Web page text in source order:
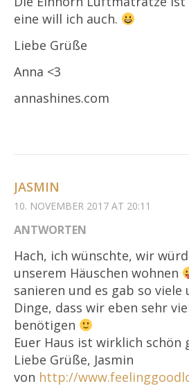
eine will ich auch.
Liebe Grüße
Anna <3
annashines.com
JASMIN
10. NOVEMBER 2017 AT 20:11
ANTWORTEN
Hach, ich wünschte, wir
unserem Häuschen wohnen
sanieren und es gab so
Dinge, dass wir eben sehr
benötigen
Euer Haus ist wirklich schön
Liebe Grüße, Jasmin
von http://